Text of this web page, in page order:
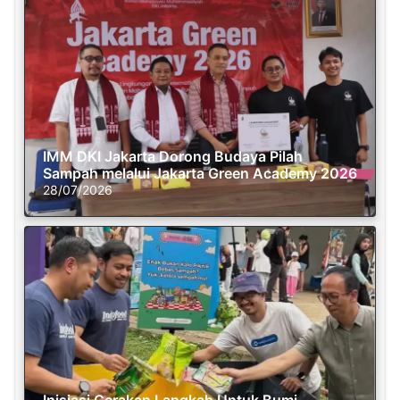
IMM DKI Jakarta Dorong Budaya Pilah
Sampah melalui Jakarta Green Academy 2026
28/07/2026